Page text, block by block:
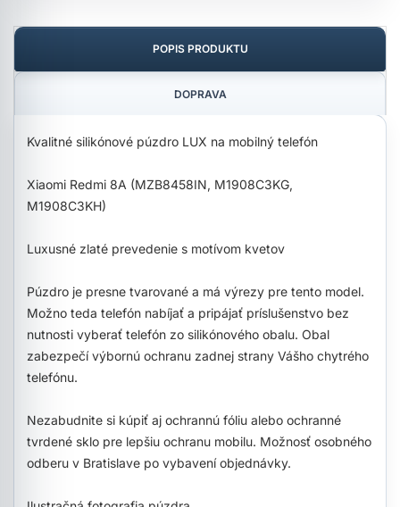
POPIS PRODUKTU
DOPRAVA
Kvalitné silikónové púzdro LUX na mobilný telefón
Xiaomi Redmi 8A (MZB8458IN, M1908C3KG,
M1908C3KH)
Luxusné zlaté prevedenie s motívom kvetov
Púzdro je presne tvarované a má výrezy pre tento model.
Možno teda telefón nabíjať a pripájať príslušenstvo bez
nutnosti vyberať telefón zo silikónového obalu. Obal
zabezpečí výbornú ochranu zadnej strany Vášho chytrého
telefónu.
Nezabudnite si kúpiť aj ochrannú fóliu alebo ochranné
tvrdené sklo pre lepšiu ochranu mobilu. Možnosť osobného
odberu v Bratislave po vybavení objednávky.